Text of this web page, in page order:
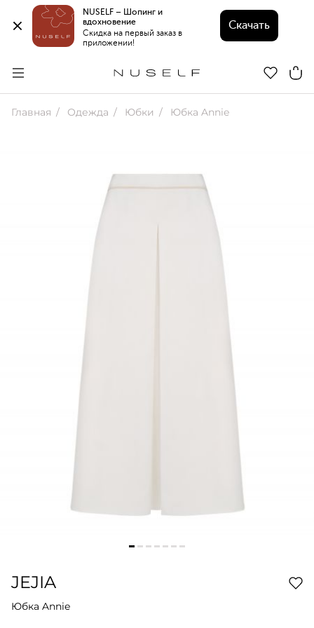
NUSELF – Шопинг и
вдохновение
Скидка на первый заказ в
приложении!
Скачать
Главная Одежда Юбки Юбка Annie
JEJIA
Юбка Annie